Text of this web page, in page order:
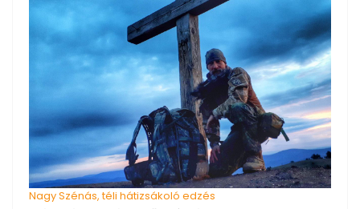
Nagy Szénás, téli hátizsákoló edzés